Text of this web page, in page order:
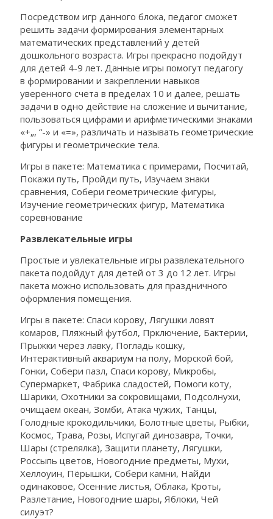
Посредством игр данного блока, педагог сможет
решить задачи формирования элементарных
математических представлений у детей
дошкольного возраста. Игры прекрасно подойдут
для детей 4-9 лет. Данные игры помогут педагогу
в формировании и закреплении навыков
уверенного счета в пределах 10 и далее, решать
задачи в одно действие на сложение и вычитание,
пользоваться цифрами и арифметическими знаками
«+„, “-» и «=», различать и называть геометрические
фигуры и геометрические тела.
Игры в пакете: Математика с примерами, Посчитай,
Покажи путь, Пройди путь, Изучаем знаки
сравнения, Собери геометрические фигуры,
Изучение геометрических фигур, Математика
соревнование
Развлекательные игры
Простые и увлекательные игры развлекательного
пакета подойдут для детей от 3 до 12 лет. Игры
пакета можно использовать для праздничного
оформления помещения.
Игры в пакете: Спаси корову, Лягушки ловят
комаров, Пляжный футбол, Прключение, Бактерии,
Прыжки через лавку, Погладь кошку,
Интерактивный аквариум на полу, Морской бой,
Гонки, Собери пазл, Спаси корову, Микробы,
Супермаркет, Фабрика сладостей, Помоги коту,
Шарики, Охотники за сокровищами, Подсолнухи,
очищаем океан, Зомби, Атака чужих, Танцы,
Голодные крокодильчики, Болотные цветы, Рыбки,
Космос, Трава, Розы, Испугай динозавра, Точки,
Шары (стрелялка), Защити планету, Лягушки,
Россыпь цветов, Новогодние предметы, Мухи,
Хеллоуин, Пёрышки, Собери камни, Найди
одинаковое, Осенние листья, Облака, Кроты,
Разлетание, Новогодние шары, Яблоки, Чей
силуэт?